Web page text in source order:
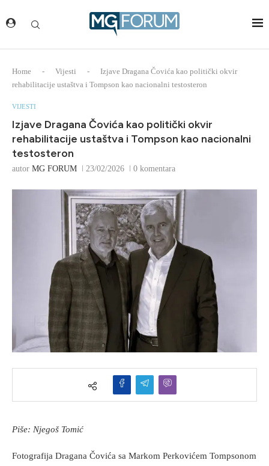
Home - Vijesti -
Izjave Dragana Čovića kao politički okvir
rehabilitacije ustaštva i Tompson kao nacionalni testosteron
VIJESTI
Izjave Dragana Čovića kao politički okvir
rehabilitacije ustaštva i Tompson kao nacionalni
testosteron
autor MG FORUM 23/02/2026 0 komentara
Piše: Njegoš Tomić
Fotografija Dragana Čovića sa Markom Perkovićem Tompsonom